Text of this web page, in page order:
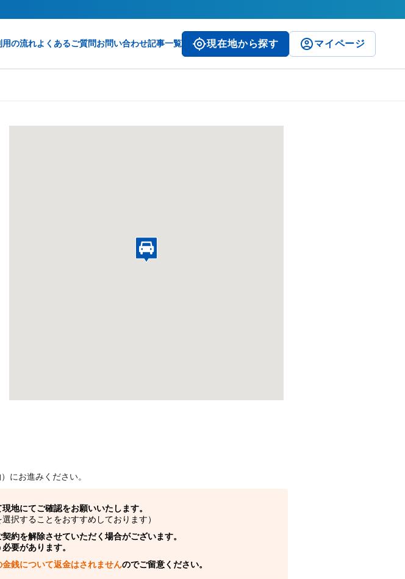
用の流れよくあるご質問お問い合わせ記事一覧 現在地から探す マイページ
にお進みください。
地にてご確認をお願いいたします。
選択することをおすすめしております）
約を解除させていただく場合がございます。
要があります。
金銭について返金はされませんのでご留意ください。